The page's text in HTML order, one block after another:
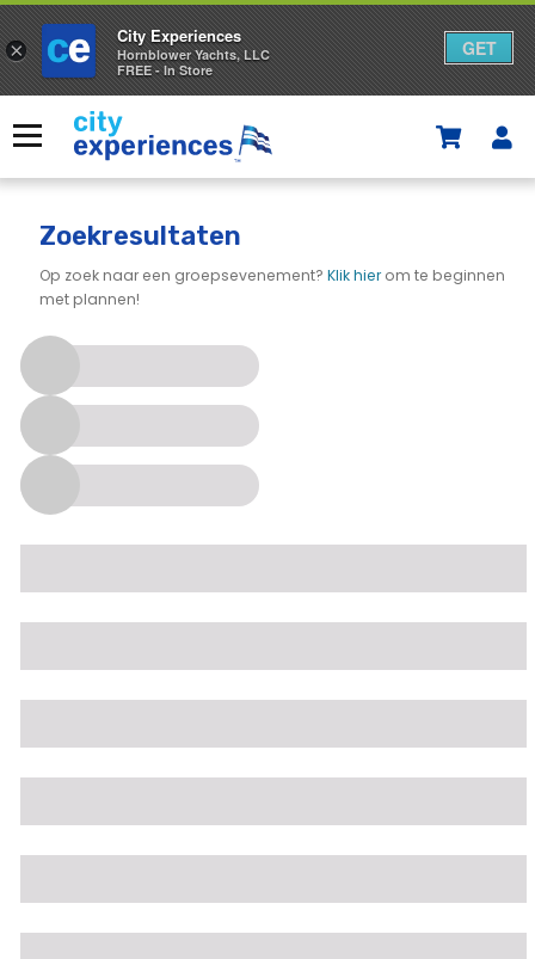
naar
inhoud
Menu
Zoekresultaten
Op zoek naar een groepsevenement? Klik hierom te beginnen
met plannen!
×
City Experiences
Hornblower Yachts, LLC
FREE - In Store
GET